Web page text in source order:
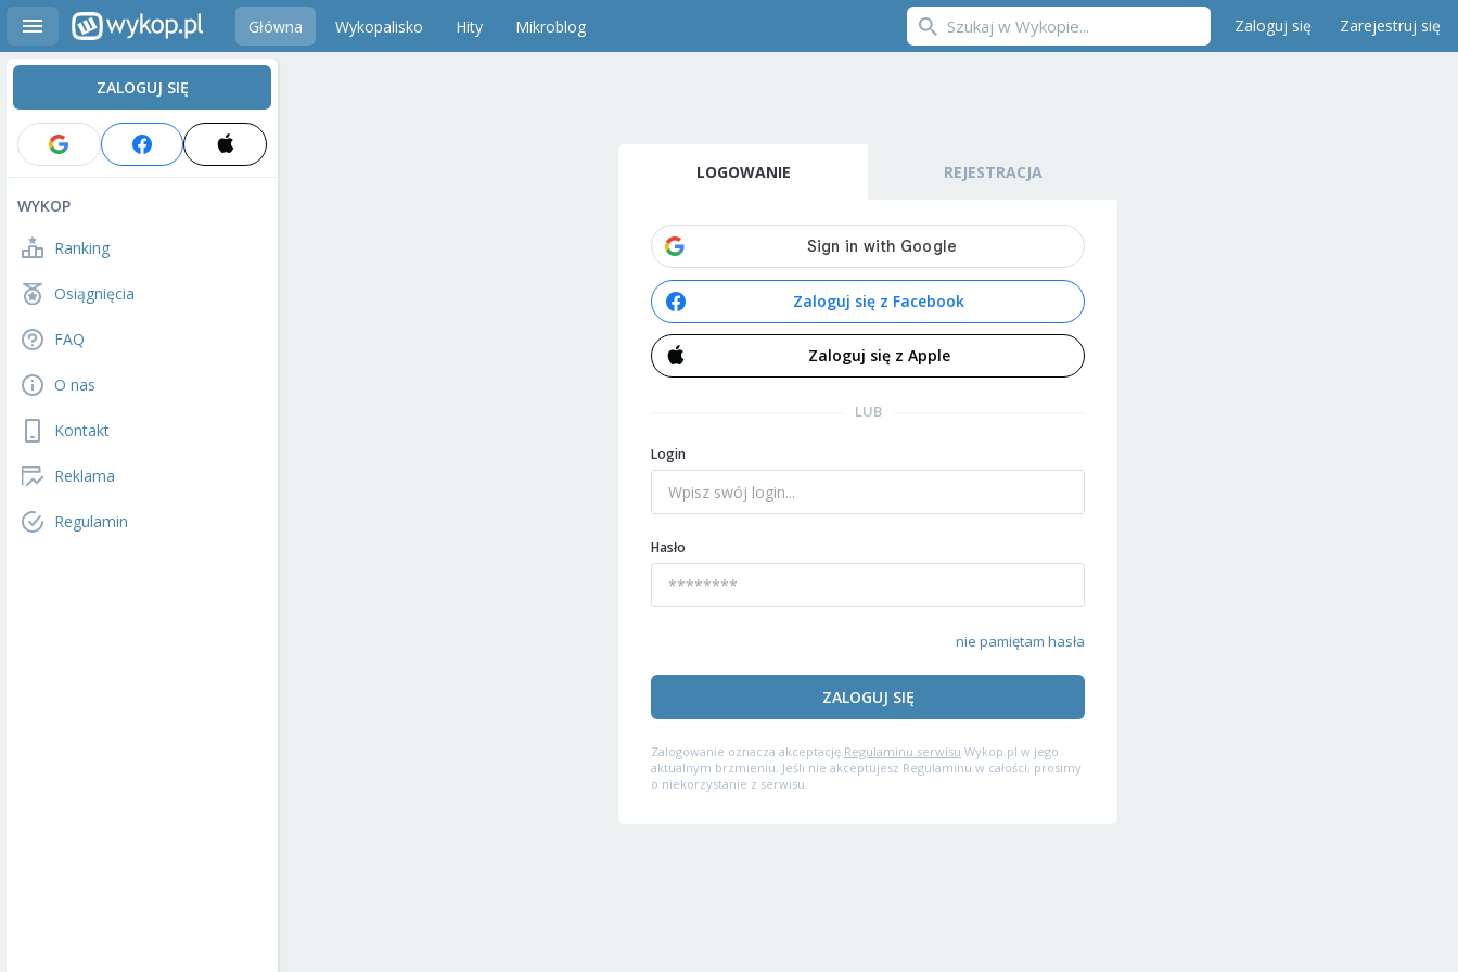
Główna Wykopalisko Hity Mikroblog Zaloguj się Zarejestruj się
ZALOGUJ SIĘ
WYKOP
Ranking
Osiągnięcia
FAQ
O nas
Kontakt
Reklama
Regulamin
LOGOWANIE REJESTRACJA
Zaloguj się z Facebook
Zaloguj się z Apple
LUB
Login
Hasło
nie pamiętam hasła
ZALOGUJ SIĘ
Zalogowanie oznacza akceptację Regulaminu serwisu Wykop.pl w jego
aktualnym brzmieniu. Jeśli nie akceptujesz Regulaminu w całości, prosimy
o niekorzystanie z serwisu.